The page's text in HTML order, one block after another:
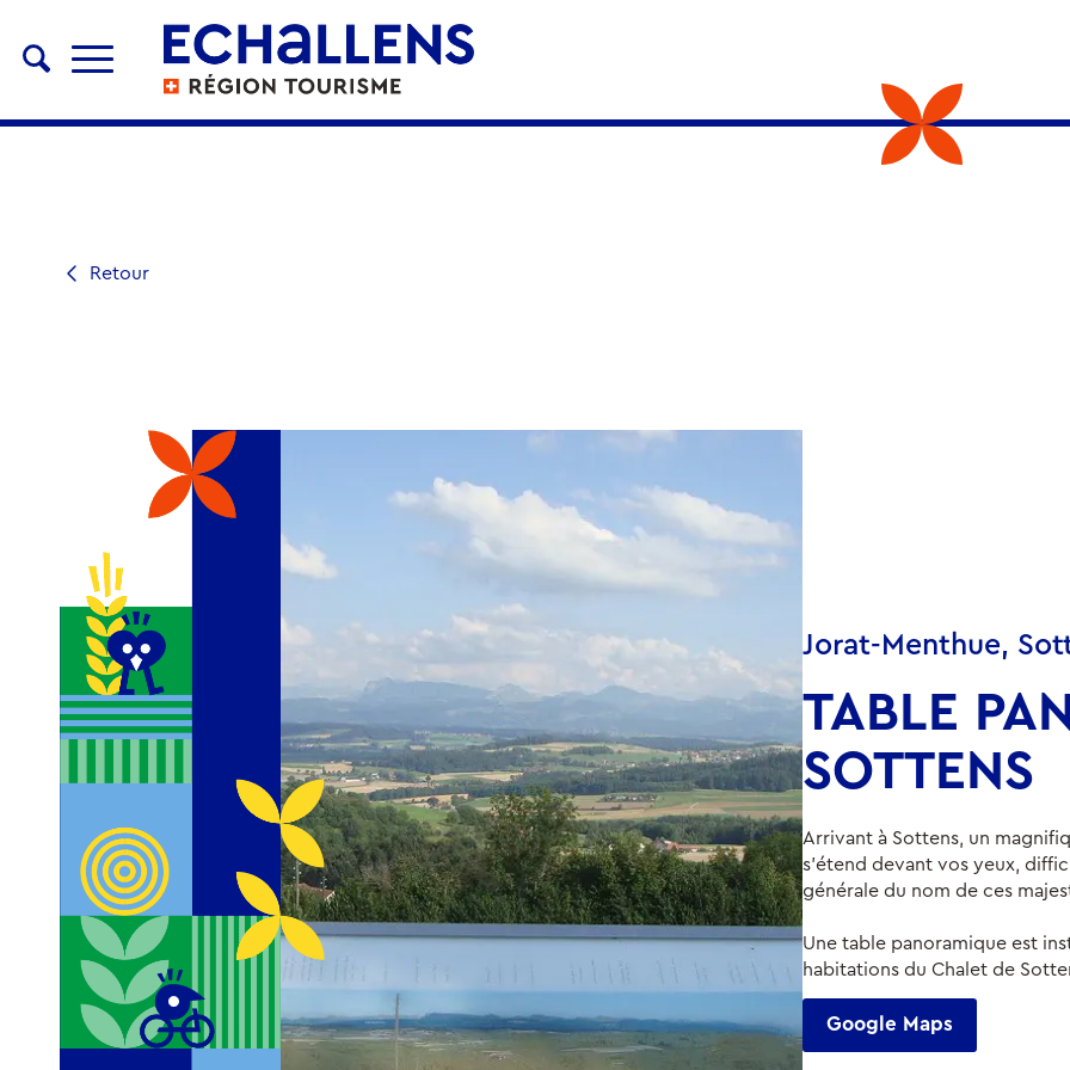
Retour
Jorat-Menthue,
TABLE
SOTTENS
Arrivant à Sottens, un
s'étend devant vos yeux,
générale du nom de ces
Une table panoramique est
habitations du Chalet de
Google Maps